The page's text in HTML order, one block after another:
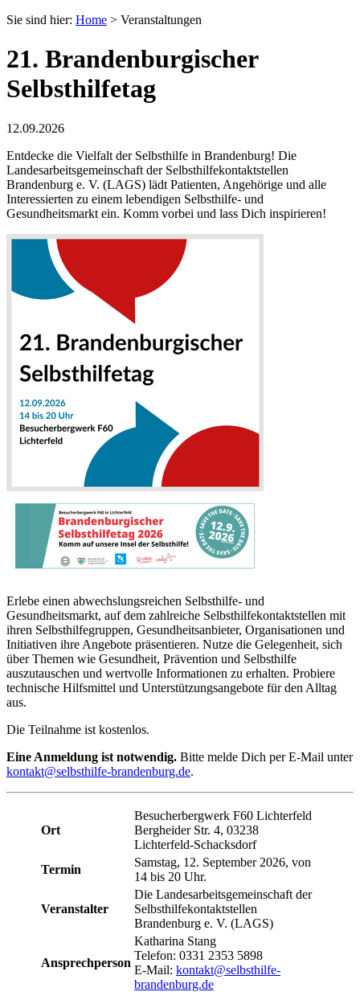
Sie sind hier: Home > Veranstaltungen
21. Brandenburgischer
Selbsthilfetag
12.09.2026
Entdecke die Vielfalt der Selbsthilfe in Brandenburg! Die
Landesarbeitsgemeinschaft der Selbsthilfekontaktstellen
Brandenburg e. V. (LAGS) lädt Patienten, Angehörige und alle
Interessierten zu einem lebendigen Selbsthilfe- und
Gesundheitsmarkt ein. Komm vorbei und lass Dich inspirieren!
Erlebe einen abwechslungsreichen Selbsthilfe- und
Gesundheitsmarkt, auf dem zahlreiche Selbsthilfekontaktstellen mit
ihren Selbsthilfegruppen, Gesundheitsanbieter, Organisationen und
Initiativen ihre Angebote präsentieren. Nutze die Gelegenheit, sich
über Themen wie Gesundheit, Prävention und Selbsthilfe
auszutauschen und wertvolle Informationen zu erhalten. Probiere
technische Hilfsmittel und Unterstützungsangebote für den Alltag
aus.
Die Teilnahme ist kostenlos.
Eine Anmeldung ist notwendig. Bitte melde Dich per E-Mail unter
kontakt@selbsthilfe-brandenburg.de.
Ort
Besucherbergwerk F60 Lichterfeld
Bergheider Str. 4, 03238
Lichterfeld-Schacksdorf
Termin
Samstag, 12. September 2026, von
14 bis 20 Uhr.
Veranstalter
Die Landesarbeitsgemeinschaft der
Selbsthilfekontaktstellen
Brandenburg e. V. (LAGS)
Ansprechperson
Katharina Stang
Telefon: 0331 2353 5898
E-Mail: kontakt@selbsthilfe-
brandenburg.de